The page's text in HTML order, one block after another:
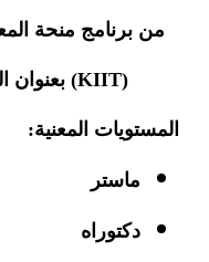
منبرنامج منحة
(KIIT) بعنوان
المستويات المعنية:
ماستر
دكتوراه